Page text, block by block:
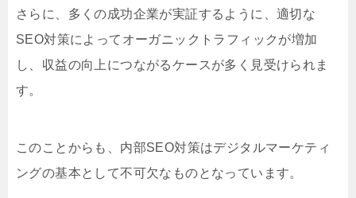
さらに、多くの成功企業が実証するように、適切な
SEO対策によってオーガニックトラフィックが増加
し、収益の向上につながるケースが多く見受けられま
す。
このことからも、内部SEO対策はデジタルマーケティ
ングの基本として不可欠なものとなっています。